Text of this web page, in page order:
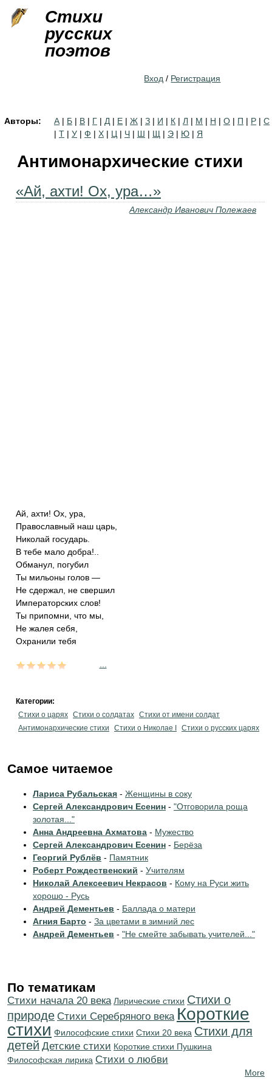
Стихи
русских
поэтов
Вход / Регистрация
Авторы: А | Б | В | Г | Д | Е | Ж | З | И | К | Л | М | Н | О | П | Р | С
| Т | У | Ф | Х | Ц | Ч | Ш | Щ | Э | Ю | Я
Антимонархические стихи
«Ай, ахти! Ох, ура…»
Александр Иванович Полежаев
Ай, ахти! Ох, ура,
Православный наш царь,
Николай государь.
В тебе мало добра!..
Обманул, погубил
Ты мильоны голов —
Не сдержал, не свершил
Императорских слов!
Ты припомни, что мы,
Не жалея себя,
Охранили тебя
Категории:
Стихи о царях Стихи о солдатах Стихи от имени солдат
Антимонархические стихи
Стихи о Николае I Стихи о русских царях
Самое читаемое
Лариса Рубальская - Женщины в соку
Сергей Александрович Есенин - "Отговорила роща
золотая..."
Анна Андреевна Ахматова - Мужество
Сергей Александрович Есенин - Берёза
Георгий Рублёв - Памятник
Роберт Рождественский - Учителям
Николай Алексеевич Некрасов - Кому на Руси жить
хорошо - Русь
Андрей Дементьев - Баллада о матери
Агния Барто - За цветами в зимний лес
Андрей Дементьев - "Не смейте забывать учителей..."
По тематикам
Cтихи начала 20 века Лирические стихи Стихи о
природе Cтихи Серебряного века Короткие
стихи Философские стихи Стихи 20 века Стихи для
детей Детские стихи Короткие стихи Пушкина
Философская лирика Стихи о любви
More